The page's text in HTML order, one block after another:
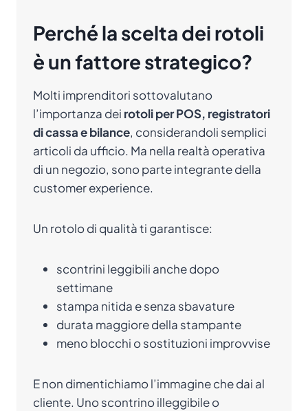
Perché la scelta dei rotoli
è un fattore strategico?
Molti imprenditori sottovalutano
l’importanza dei rotoli per POS, registratori
di cassa e bilance, considerandoli semplici
articoli da ufficio. Ma nella realtà operativa
di un negozio, sono parte integrante della
customer experience.
Un rotolo di qualità ti garantisce:
scontrini leggibili anche dopo
settimane
stampa nitida e senza sbavature
durata maggiore della stampante
meno blocchi o sostituzioni improvvise
E non dimentichiamo l’immagine che dai al
cliente. Uno scontrino illeggibile o